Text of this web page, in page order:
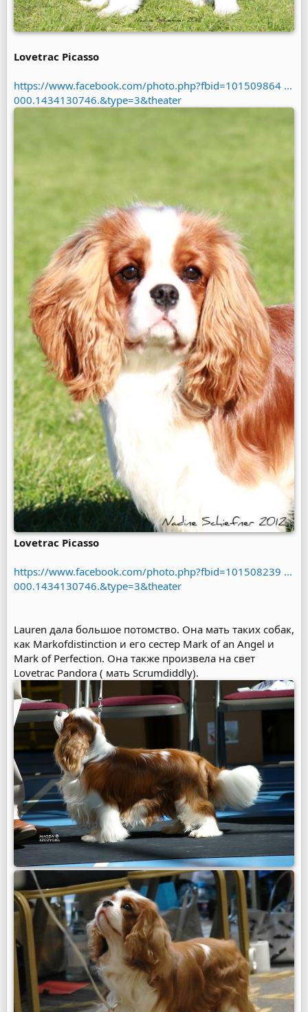
Lovetrac Picasso
https://www.facebook.com/photo.php?fbid=101509864 ...
000.1434130746.&type=3&theater
Lovetrac Picasso
https://www.facebook.com/photo.php?fbid=101508239 ...
000.1434130746.&type=3&theater
Lauren дала большое потомство. Она мать таких собак,
как Markofdistinction и его сестер Mark of an Angel и
Mark of Perfection. Она также произвела на свет
Lovetrac Pandora ( мать Scrumdiddly).